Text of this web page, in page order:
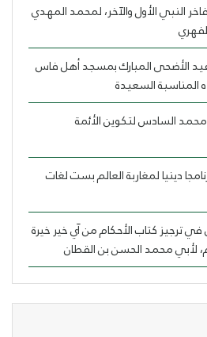
النبي الأول والآخر، لمحمد المهدي
الأضحى المبارك بمسجد أهل فاس
المناسبة السعيدة
السادس لتكوين الأئمة
دينيا لمغاربة العالم بست لغات
ترجيز كتاب الأحكام من آي خير خيرة
لأبي محمد الحسن بن القطان